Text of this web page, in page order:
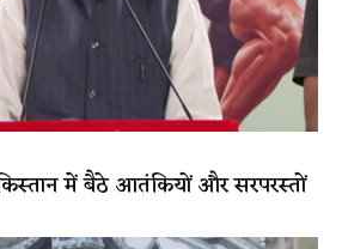
में बैठे आतंकियों और सरपरस्तों